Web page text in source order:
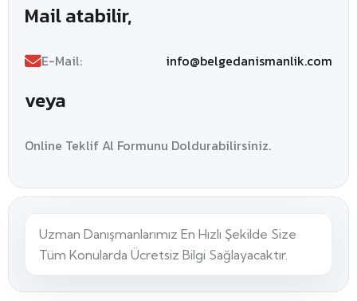
Mail atabilir,
E-Mail: info@belgedanismanlik.com
veya
Online Teklif Al Formunu Doldurabilirsiniz.
Uzman Danışmanlarımız En Hızlı Şekilde Size
Tüm Konularda Ücretsiz Bilgi Sağlayacaktır.